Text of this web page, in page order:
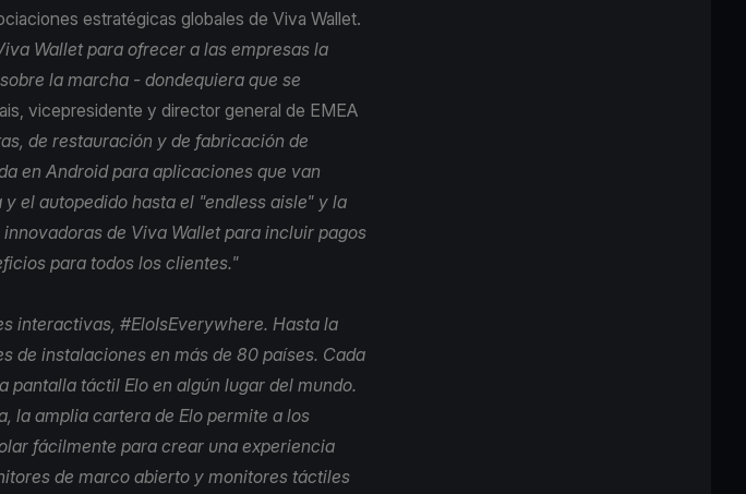
estratégicas globales de Viva Wallet.
Wallet para ofrecer a las empresas la
la marcha - dondequiera que se
vicepresidente y director general de EMEA
de restauración y de fabricación de
en Android para aplicaciones que van
el autopedido hasta el "endless aisle" y la
de Viva Wallet para incluir pagos
para todos los clientes."
interactivas, #EloIsEverywhere. Hasta la
de instalaciones en más de 80 países. Cada
pantalla táctil Elo en algún lugar del mundo.
la amplia cartera de Elo permite a los
fácilmente para crear una experiencia
de marco abierto y monitores táctiles